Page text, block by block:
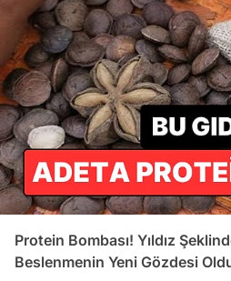
Protein Bombası! Yıldız
Beslenmenin Yeni Gözdesi